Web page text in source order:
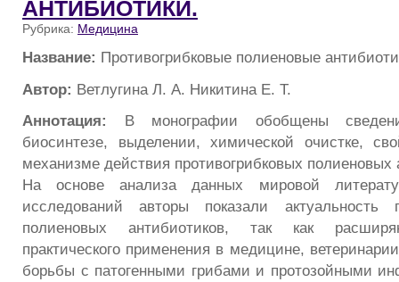
АНТИБИОТИКИ.
Рубрика: Медицина
Название: Противогрибковые полиеновые
Автор: Ветлугина Л. А. Никитина Е. Т.
Аннотация: В монографии обобщены
биосинтезе, выделении, химической очистке,
механизме действия противогрибковых полиеновых
На основе анализа данных мировой
исследований авторы показали
полиеновых антибиотиков, так как
практического применения в медицине,
борьбы с патогенными грибами и протозойными